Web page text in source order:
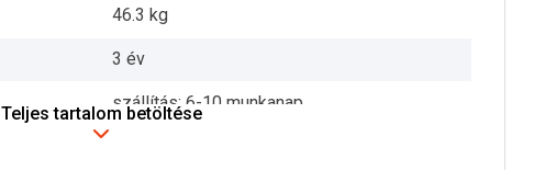
46.3 kg
3 év
szállítás: 6-10 munkanap
Teljes tartalom betöltése